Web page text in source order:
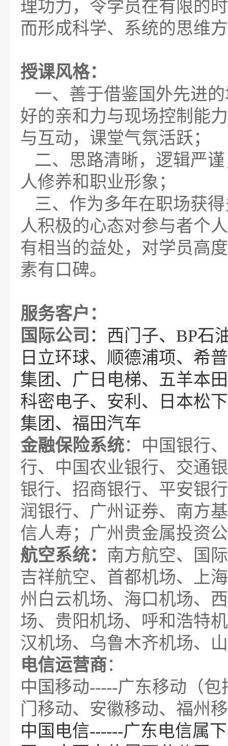
理功力，令学员在有限的
而形成科学、系统的思维
授课风格：
一、善于借鉴国外先进
好的亲和力与现场控制能
与互动，课堂气氛活跃；
二、思路清晰，逻辑严
人修养和职业形象；
三、作为多年在职场获
人积极的心态对参与者个
有相当的益处，对学员高
素有口碑。
服务客户 ：
国际公司 ：西门子、 BP石
日立环球、顺德浦项、希
集团、广日电梯、五羊本
科密电子、安利、日本松
集团、福田汽车
金融保险系统：中国银行
行、中国农业银行、交通
银行、招商银行、平安银
润银行、广州证券、南方
信人寿；广州贵金属投资
航空系统： 南方航空、国
吉祥航空、首都机场、上
州白云机场、海口机场、
场、贵阳机场、呼和浩特
汉机场、乌鲁木齐机场、
电信运营商：
中国移动-----广东移动（
门移动、安徽移动、福州
中国电信------广东电信属